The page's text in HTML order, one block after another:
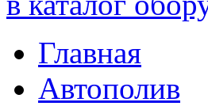
Главная
Автополив